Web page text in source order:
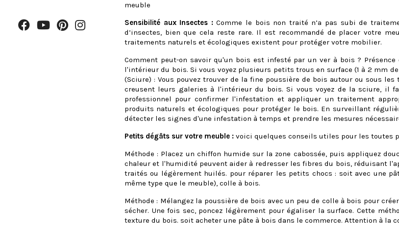
meuble
Sensibilité aux Insectes :Comme le bois non traité n’a pas subi de
d’insectes, bien que cela reste rare. Il est recommandé de placer votre
traitements naturels et écologiques existent pour protéger votre mobilier.
Comment peut-on savoir qu'un bois est infesté par un ver à bois ?
l'intérieur du bois. Si vous voyez plusieurs petits trous en surface (1 à 2 mm
(Sciure) : Vous pouvez trouver de la fine poussière de bois autour ou sous
creusent leurs galeries à l'intérieur du bois. Si vous voyez de la sciure, il
professionnel pour confirmer l'infestation et appliquer un traitement
produits naturels et écologiques pour protéger le bois. En surveillant
détecter les signes d'une infestation à temps et prendre les mesures
Petits dégâts sur votre meuble : voici quelques conseils utiles pour les toutes
Méthode : Placez un chiffon humide sur la zone cabossée, puis appliquez
chaleur et l'humidité peuvent aider à redresser les fibres du bois, réduisant
traités ou légèrement huilés. pour réparer les petits chocs : soit avec une
même type que le meuble), colle à bois.
Méthode : Mélangez la poussière de bois avec un peu de colle à bois pour
sécher. Une fois sec, poncez légèrement pour égaliser la surface. Cette
texture du bois. soit acheter une pâte à bois dans le commerce. Attention à la